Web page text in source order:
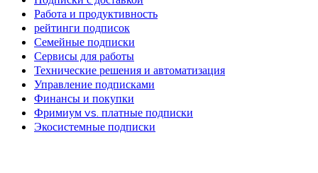
Работа и продуктивность
рейтинги подписок
Семейные подписки
Сервисы для работы
Технические решения и автоматизация
Управление подписками
Финансы и покупки
Фримиум vs. платные подписки
Экосистемные подписки